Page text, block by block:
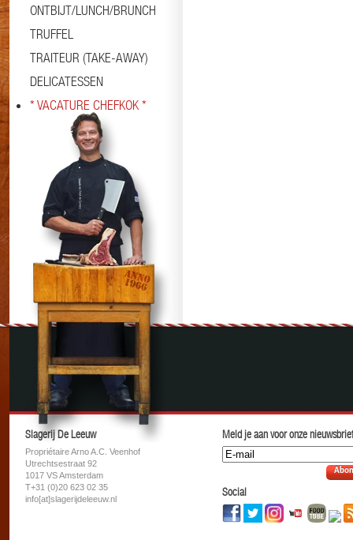
ONTBIJT/LUNCH/BRUNCH
TRUFFEL
TRAITEUR (TAKE-AWAY)
DELICATESSEN
* VACATURE CHEFKOK *
Slagerij De Leeuw
Propriétaire Arno A.C. Veenhof
Utrechtsestraat 92
1017 VS Amsterdam
T+31 (0)20 623 02 35
info[at]slagerijdeleeuw.nl
Meld je aan voor onze
Social